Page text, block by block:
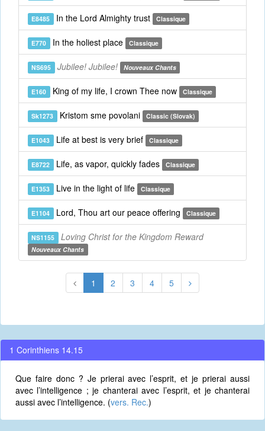
E8485 In the Lord Almighty trust Classique
E770 In the holiest place Classique
NS695 Jubilee! Jubilee! Nouveaux Chants
E160 King of my life, I crown Thee now Classique
Sk1273 Kristom sme povolani Classic (Slovak)
E1043 Life at best is very brief Classique
E8722 Life, as vapor, quickly fades Classique
E1353 Live in the light of life Classique
E1104 Lord, Thou art our peace offering Classique
NS1155 Loving Christ for the Kingdom Reward
Nouveaux Chants
1 2 3 4 5
1 Corinthiens 14.15
Que faire donc ? Je prierai avec l’esprit, et je prierai aussi
avec l’intelligence ; je chanterai avec l’esprit, et je chanterai
aussi avec l’intelligence. (vers. Rec.)